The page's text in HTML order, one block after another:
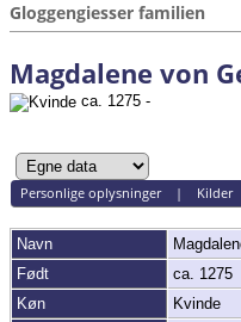
Gloggengiesser familien
Magdalene von
ca. 1275 -
Personlige oplysninger| Kilder
Navn
Født
ca. 1275
Køn
Kvinde